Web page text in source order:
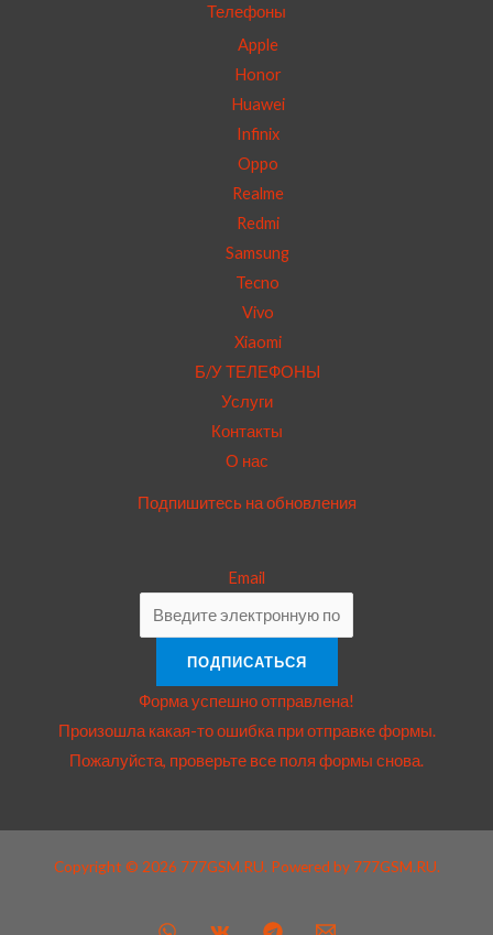
Телефоны
Apple
Honor
Huawei
Infinix
Oppo
Realme
Redmi
Samsung
Tecno
Vivo
Xiaomi
Б/У ТЕЛЕФОНЫ
Услуги
Контакты
О нас
Подпишитесь на обновления
Email
ПОДПИСАТЬСЯ
Форма успешно отправлена!
Произошла какая-то ошибка при отправке формы.
Пожалуйста, проверьте все поля формы снова.
Copyright © 2026 777GSM.RU. Powered by 777GSM.RU.